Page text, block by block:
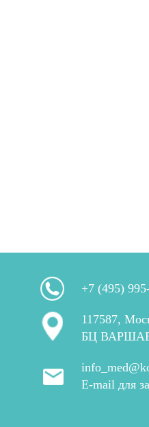
+7 (495)
117587,
БЦ
E-mail для